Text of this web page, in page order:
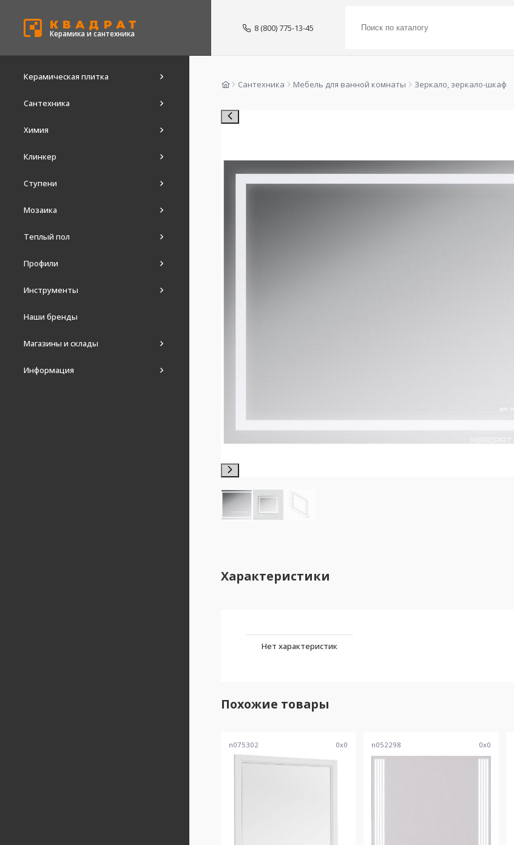
КВАДРАТ
Керамика и сантехника
8 (800) 775-13-45
Керамическая плитка
Сантехника
Химия
Клинкер
Ступени
Мозаика
Теплый пол
Профили
Инструменты
Наши бренды
Магазины и склады
Информация
Сантехника Мебель для ванной комнаты Зеркало, зеркало-шкаф
Характеристики
Нет характеристик
Похожие товары
n075302 0x0 n052298 0x0